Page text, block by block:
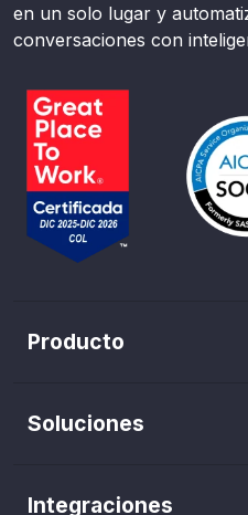
en un solo lugar y
conversaciones con
Producto
Trazabilidad de pauta
Soluciones
Integraciones